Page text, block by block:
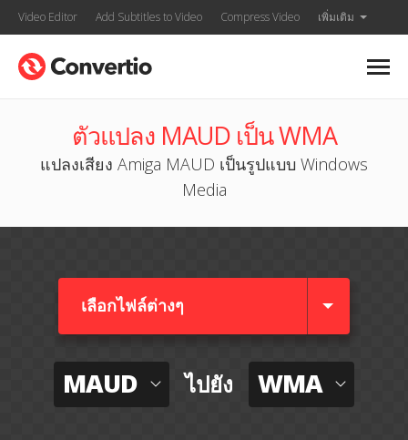
Video Editor Add Subtitles to Video Compress Video เพิ่มเติม
ตัวแปลง MAUD เป็น WMA
แปลงเสียง Amiga MAUD เป็นรูปแบบ Windows
Media
เลือกไฟล์ต่างๆ​
MAUD ไปยัง WMA